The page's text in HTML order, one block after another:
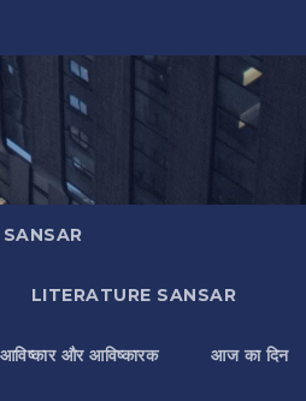
LITERATURE SANSAR
आविष्कार और आविष्कारक आज का दिन